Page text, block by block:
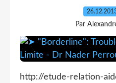
Par
http://etude-relation-